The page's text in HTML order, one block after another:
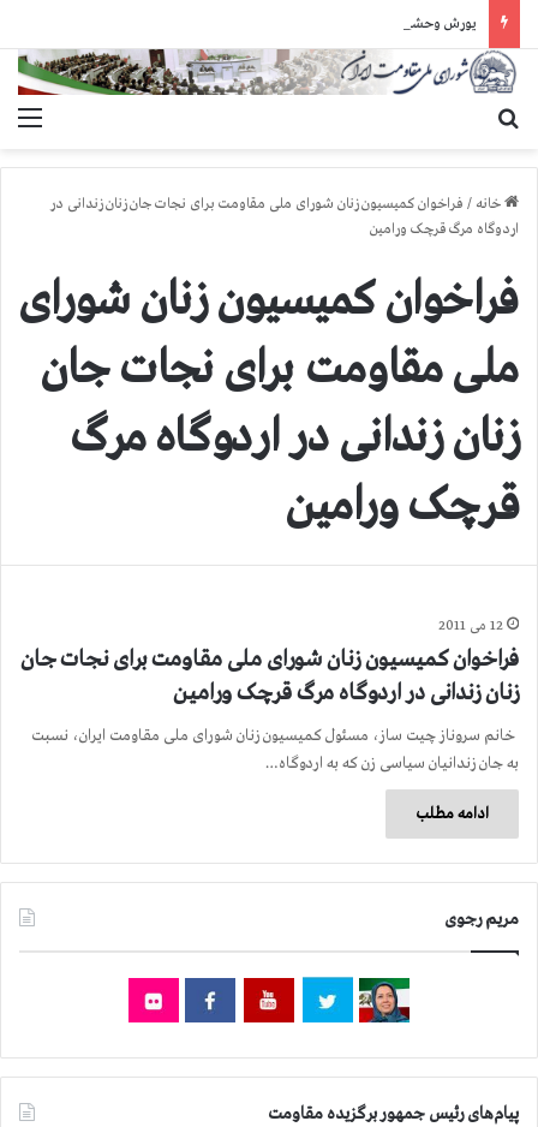
خانه / فراخوان کمیسیون زنان شورای ملی مقاومت برای نجات جان زنان زندانی در
اردوگاه مرگ قرچک ورامین
فراخوان کمیسیون زنان شورای
ملی مقاومت برای نجات جان
زنان زندانی در اردوگاه مرگ
قرچک ورامین
12 می 2011
فراخوان کمیسیون زنان شورای ملی مقاومت برای نجات جان
زنان زندانی در اردوگاه مرگ قرچک ورامین
خانم سروناز چیت ساز، مسئول کمیسیون زنان شورای ملی مقاومت ایران، نسبت
به جان زندانیان سیاسی زن که به اردوگاه…
ادامه مطلب
مریم رجوی
پیام‌های رئیس جمهور برگزیده مقاومت